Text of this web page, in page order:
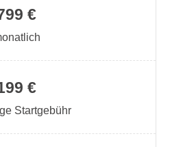
€
Startgebühr
€